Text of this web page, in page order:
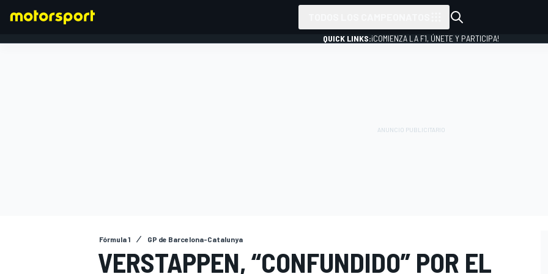
QUICK LINKS:¡COMIENZA LA F1, ÚNETE Y PARTICIPA!
Fórmula 1 GP de Barcelona-Catalunya
VERSTAPPEN, “CONFUNDIDO” POR EL